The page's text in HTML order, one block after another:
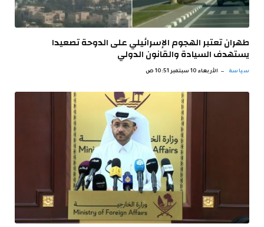
طهران تعتبر الهجوم الإسرائيلي على الدوحة تصعيدا
يستهدف السيادة والقانون الدولي
سياسة الأربعاء 10 سبتمبر 10:51 ص